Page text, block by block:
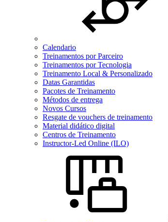
Calendario
Treinamentos por Parceiro
Treinamentos por Tecnologia
Treinamento Local & Personalizado
Datas Garantidas
Pacotes de Treinamento
Métodos de entrega
Novos Cursos
Resgate de vouchers de treinamento
Material didático digital
Centros de Treinamento
Instructor-Led Online (ILO)